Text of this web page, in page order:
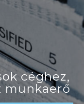
céghez,
munkaerő